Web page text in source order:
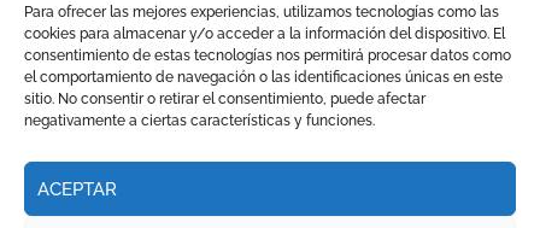
Para ofrecer las mejores experiencias, utilizamos tecnologías como las
cookies para almacenar y/o acceder a la información del dispositivo. El
consentimiento de estas tecnologías nos permitirá procesar datos como
el comportamiento de navegación o las identificaciones únicas en este
sitio. No consentir o retirar el consentimiento, puede afectar
negativamente a ciertas características y funciones.
ACEPTAR